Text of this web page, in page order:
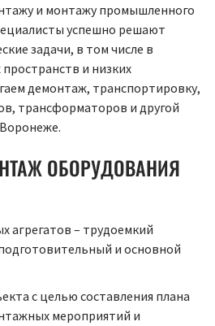
и монтажу промышленного
успешно решают
задачи, в том числе в
и низких
демонтаж, транспортировку,
трансформаторов и другой
ОБОРУДОВАНИЯ
агрегатов – трудоемкий
и основной
с целью составления плана
мероприятий и